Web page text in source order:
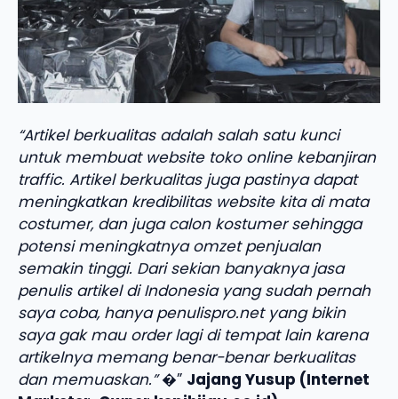
“Artikel berkualitas adalah salah satu kunci
untuk membuat website toko online kebanjiran
traffic. Artikel berkualitas juga pastinya dapat
meningkatkan kredibilitas website kita di mata
costumer, dan juga calon kostumer sehingga
potensi meningkatnya omzet penjualan
semakin tinggi. Dari sekian banyaknya jasa
penulis artikel di Indonesia yang sudah pernah
saya coba, hanya penulispro.net yang bikin
saya gak mau order lagi di tempat lain karena
artikelnya memang benar-benar berkualitas
dan memuaskan.”�” Jajang Yusup (Internet